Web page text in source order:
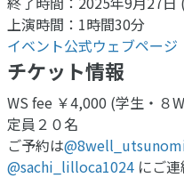
上演時間：1時間30分
イベント公式ウェブページ
チケット情報
WS fee ￥4,000 (学生・８
定員２０名
ご予約は
@sachi_lilloca1024 にご連